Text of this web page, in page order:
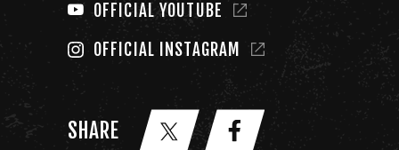
OFFICIAL YOUTUBE
OFFICIAL INSTAGRAM
SHARE